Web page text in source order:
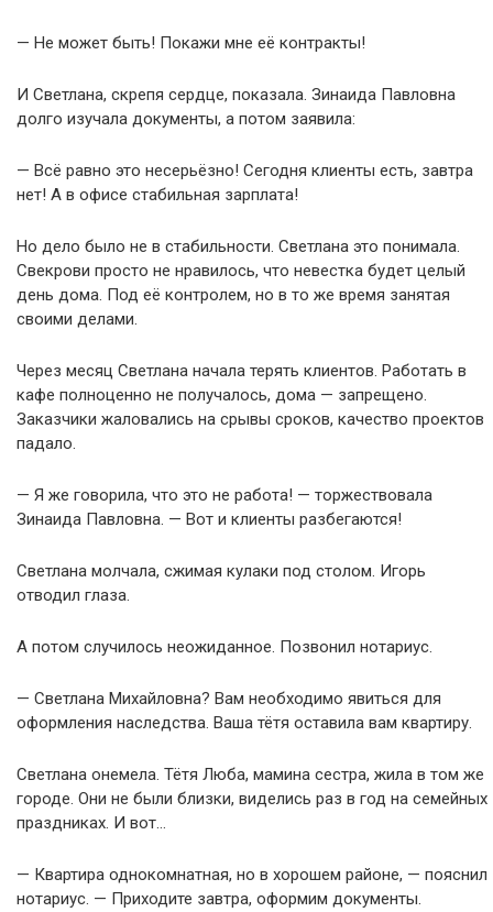
— Не может быть! Покажи мне её контракты!
И Светлана, скрепя сердце, показала. Зинаида Павловна
долго изучала документы, а потом заявила:
— Всё равно это несерьёзно! Сегодня клиенты есть, завтра
нет! А в офисе стабильная зарплата!
Но дело было не в стабильности. Светлана это понимала.
Свекрови просто не нравилось, что невестка будет целый
день дома. Под её контролем, но в то же время занятая
своими делами.
Через месяц Светлана начала терять клиентов. Работать в
кафе полноценно не получалось, дома — запрещено.
Заказчики жаловались на срывы сроков, качество проектов
падало.
— Я же говорила, что это не работа! — торжествовала
Зинаида Павловна. — Вот и клиенты разбегаются!
Светлана молчала, сжимая кулаки под столом. Игорь
отводил глаза.
А потом случилось неожиданное. Позвонил нотариус.
— Светлана Михайловна? Вам необходимо явиться для
оформления наследства. Ваша тётя оставила вам квартиру.
Светлана онемела. Тётя Люба, мамина сестра, жила в том же
городе. Они не были близки, виделись раз в год на семейных
праздниках. И вот…
— Квартира однокомнатная, но в хорошем районе, — пояснил
нотариус. — Приходите завтра, оформим документы.